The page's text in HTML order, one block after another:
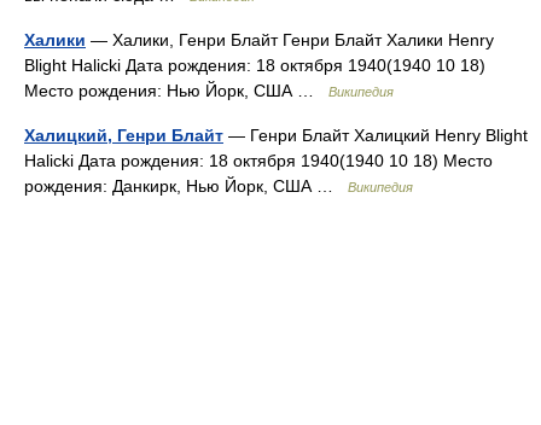
Халики — Халики, Генри Блайт Генри Блайт Халики Henry
Blight Halicki Дата рождения: 18 октября 1940(1940 10 18)
Место рождения: Нью Йорк, США …
Википедия
Халицкий, Генри Блайт — Генри Блайт Халицкий Henry Blight
Halicki Дата рождения: 18 октября 1940(1940 10 18) Место
рождения: Данкирк, Нью Йорк, США …
Википедия